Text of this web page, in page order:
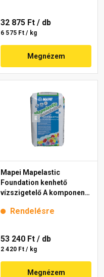
32 875 Ft / db
6 575 Ft / kg
Megnézem
Mapei Mapelastic
Foundation kenhető
vízszigetelő A komponens
Rendelésre
53 240 Ft / db
2 420 Ft / kg
Megnézem